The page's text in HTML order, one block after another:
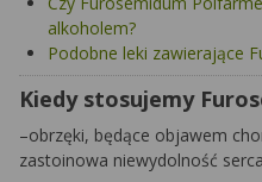
alkoholem?
Podobne leki zawierające
Kiedy stosujemy
–obrzęki, będące objawem
zastoinowa niewydolność